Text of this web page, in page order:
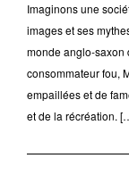
Imaginons une
images et ses
monde anglo-saxon
consommateur fou,
empaillées et de
et de la récréation.